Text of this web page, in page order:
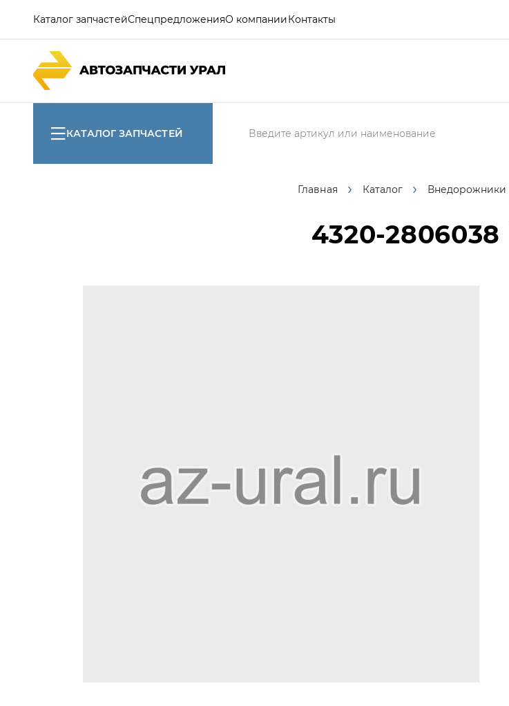
Каталог запчастейСпецпредложенияО компанииКонтакты
КАТАЛОГ ЗАПЧАСТЕЙ
Главная Каталог Внедорожники
4320-2806038